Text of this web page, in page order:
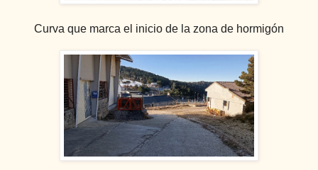
Curva que marca el inicio de la zona de hormigón